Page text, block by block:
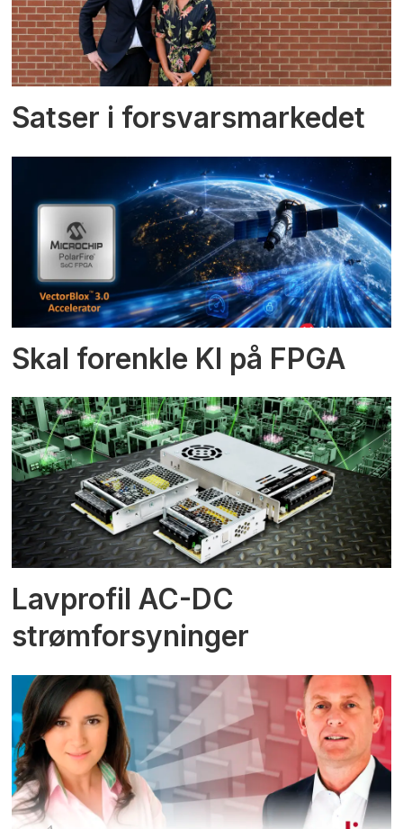
Satser i forsvarsmarkedet
Skal forenkle KI på FPGA
Lavprofil AC-DC
strømforsyninger